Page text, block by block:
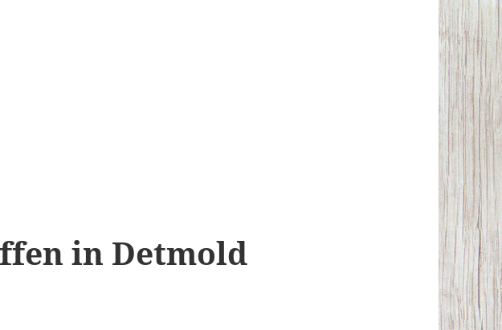
in Detmold